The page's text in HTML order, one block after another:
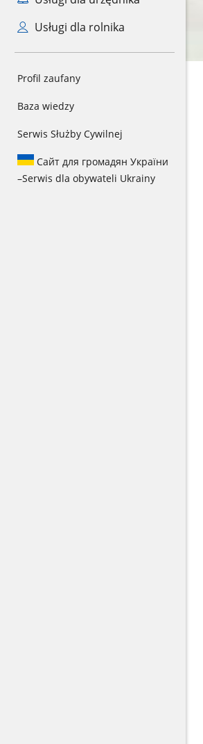
Usługi dla rolnika
Profil zaufany
Baza wiedzy
Serwis Służby Cywilnej
Сайт для громадян України
–Serwis dla obywateli Ukrainy